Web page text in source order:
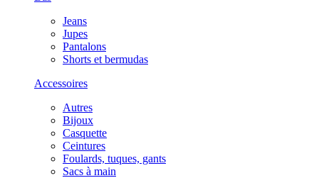
Jeans
Jupes
Pantalons
Shorts et bermudas
Accessoires
Autres
Bijoux
Casquette
Ceintures
Foulards, tuques, gants
Sacs à main